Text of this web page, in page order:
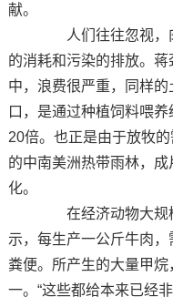
献。
人们往往忽视，
的消耗和污染的排放。
中，浪费很严重，同样
口，是通过种植饲料喂
20倍。也正是由于放牧
的中南美洲热带雨林，
化。
在经济动物大规
示，每生产一公斤牛肉
粪便。所产生的大量甲
一。“这些都给本来已经